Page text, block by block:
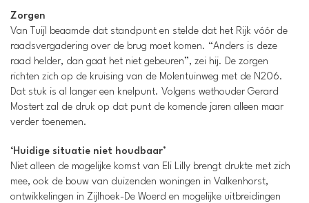
Zorgen
Van Tuijl beaamde dat standpunt en stelde dat het Rijk vóór de
raadsvergadering over de brug moet komen. “Anders is deze
raad helder, dan gaat het niet gebeuren”, zei hij. De zorgen
richten zich op de kruising van de Molentuinweg met de N206.
Dat stuk is al langer een knelpunt. Volgens wethouder Gerard
Mostert zal de druk op dat punt de komende jaren alleen maar
verder toenemen.
‘Huidige situatie niet houdbaar’
Niet alleen de mogelijke komst van Eli Lilly brengt drukte met zich
mee, ook de bouw van duizenden woningen in Valkenhorst,
ontwikkelingen in Zijlhoek-De Woerd en mogelijke uitbreidingen